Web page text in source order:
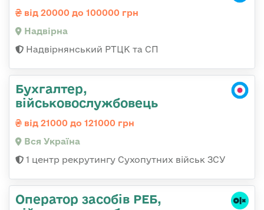
від 20000 до 100000 грн
Надвірна
Надвірнянський РТЦК та СП
Бухгалтер,
військовослужбовець
від 21000 до 121000 грн
Вся Україна
1 центр рекрутингу Сухопутних військ ЗСУ
Оператор засобів РЕБ,